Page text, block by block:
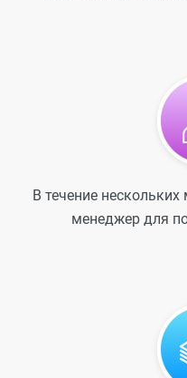
В течение
менеджер для